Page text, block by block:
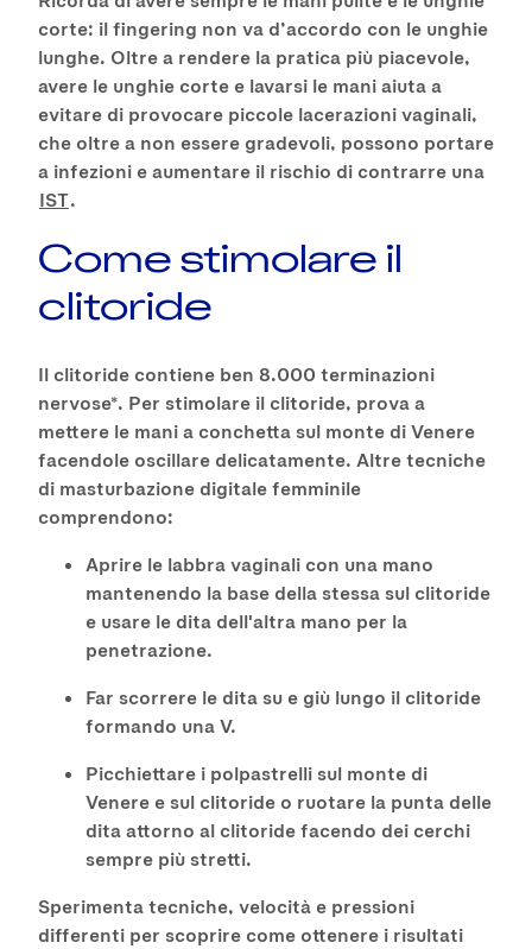
corte: il fingering non va d’accordo con le unghie
lunghe. Oltre a rendere la pratica più piacevole,
avere le unghie corte e lavarsi le mani aiuta a
evitare di provocare piccole lacerazioni vaginali,
che oltre a non essere gradevoli, possono portare
a infezioni e aumentare il rischio di contrarre una
IST.
Come stimolare il
clitoride
Il clitoride contiene ben 8.000 terminazioni
nervose*. Per stimolare il clitoride, prova a
mettere le mani a conchetta sul monte di Venere
facendole oscillare delicatamente. Altre tecniche
di masturbazione digitale femminile
comprendono:
Aprire le labbra vaginali con una mano
mantenendo la base della stessa sul clitoride
e usare le dita dell'altra mano per la
penetrazione.
Far scorrere le dita su e giù lungo il clitoride
formando una V.
Picchiettare i polpastrelli sul monte di
Venere e sul clitoride o ruotare la punta delle
dita attorno al clitoride facendo dei cerchi
sempre più stretti.
Sperimenta tecniche, velocità e pressioni
differenti per scoprire come ottenere i risultati